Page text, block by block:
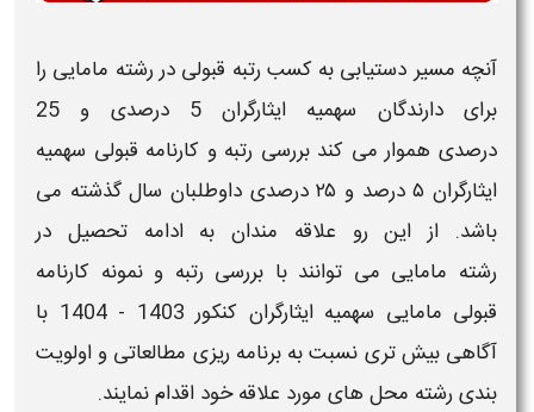
مسیر دستیابی به کسب رتبهقبولی در رشتهماماییرا
دارندگانسهمیه ایثارگران 5 درصدی و25
هموار می کند بررسی رتبهو کارنامهقبولی سهمیه
۵ درصد و۲۵ درصدی
داوطلبان سال گذشته می
از این رو علاقه مندان به ادامه تحصیل در
ماماییمی توانند با بررسیرتبهونمونه کارنامه
مامایی سهمیه ایثارگرانکنکور 1403 - 1404
با
بیش تری نسبت به برنامه ریزی مطالعاتی و اولویت
رشته محل های مورد علاقه خود اقدام نمایند.